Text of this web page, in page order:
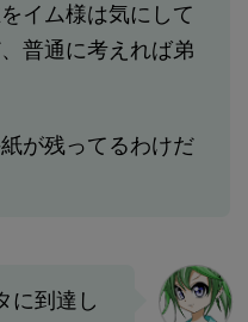
イム様は気にして
普通に考えれば弟
が残ってるわけだ
に到達し